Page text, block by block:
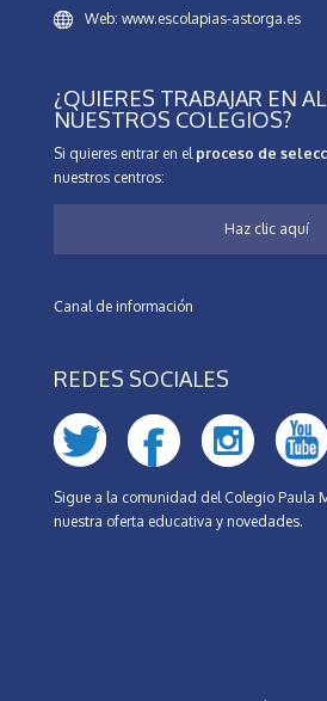
Web: www.escolapias-astorga.es
¿QUIERES TRABAJAR EN
NUESTROS COLEGIOS?
Si quieres entrar en el proceso de
nuestros centros:
Haz clic aquí
Canal de información
REDES SOCIALES
Sigue a la comunidad del Colegio Paula
nuestra oferta educativa y novedades.